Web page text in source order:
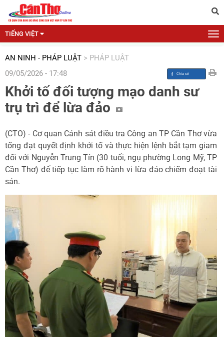
TIẾNG VIỆT
AN NINH - PHÁP LUẬT > PHÁP LUẬT
09/05/2026 - 17:48
Khởi tố đối tượng mạo danh sư
trụ trì để lừa đảo
(CTO) - Cơ quan Cảnh sát điều tra Công an TP Cần Thơ vừa
tống đạt quyết định khởi tố và thực hiện lệnh bắt tạm giam
đối với Nguyễn Trung Tín (30 tuổi, ngụ phường Long Mỹ, TP
Cần Thơ) để tiếp tục làm rõ hành vi lừa đảo chiếm đoạt tài
sản.